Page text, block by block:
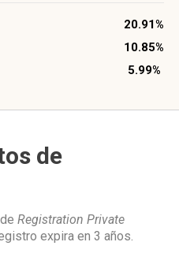
20.91%
10.85%
5.99%
de
Registration Private
expira en 3 años.